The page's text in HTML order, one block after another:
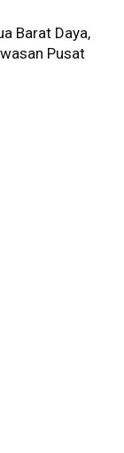
Barat Daya,
Pusat